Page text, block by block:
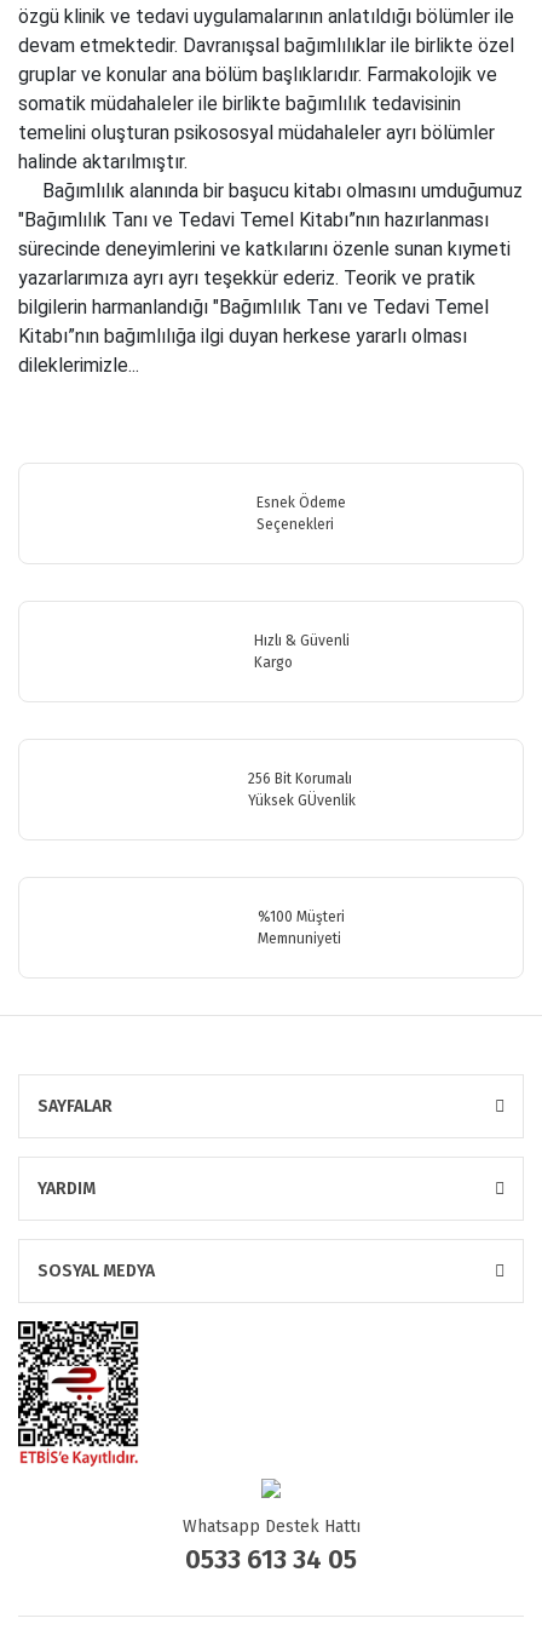
özgü klinik ve tedavi uygulamalarının anlatıldığı bölümler ile
devam etmektedir. Davranışsal bağımlılıklar ile birlikte özel
gruplar ve konular ana bölüm başlıklarıdır. Farmakolojik ve
somatik müdahaleler ile birlikte bağımlılık tedavisinin
temelini oluşturan psikososyal müdahaleler ayrı bölümler
halinde aktarılmıştır.
Bağımlılık alanında bir başucu kitabı olmasını umduğumuz
"Bağımlılık Tanı ve Tedavi Temel Kitabı”nın hazırlanması
sürecinde deneyimlerini ve katkılarını özenle sunan kıymeti
yazarlarımıza ayrı ayrı teşekkür ederiz. Teorik ve pratik
bilgilerin harmanlandığı "Bağımlılık Tanı ve Tedavi Temel
Kitabı”nın bağımlılığa ilgi duyan herkese yararlı olması
dileklerimizle...
Bu ürüne ilk yorumu siz yapın!
Görüş ve önerileriniz için teşekkür ederiz.
Ürün resmi kalitesiz, bozuk veya görüntülenemiyor.
Ürün fiyatı diğer sitelerden daha pahalı.
Esnek Ödeme
Seçenekleri
Hızlı & Güvenli
Kargo
256 Bit Korumalı
Yüksek GÜvenlik
%100 Müşteri
Memnuniyeti
SAYFALAR
YARDIM
SOSYAL MEDYA
Whatsapp Destek Hattı
0533 613 34 05